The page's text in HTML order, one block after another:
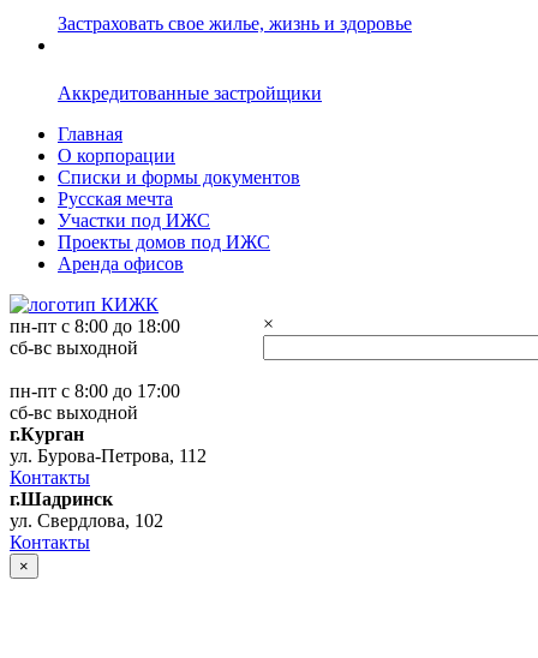
Застраховать свое жилье, жизнь и здоровье
Аккредитованные застройщики
Главная
О корпорации
Списки и формы документов
Русская мечта
Участки под ИЖС
Проекты домов под ИЖС
Аренда офисов
×
пн-пт с 8:00 до 18:00
сб-вс выходной
пн-пт с 8:00 до 17:00
сб-вс выходной
г.Курган
ул. Бурова-Петрова, 112
Контакты
г.Шадринск
ул. Свердлова, 102
Контакты
×